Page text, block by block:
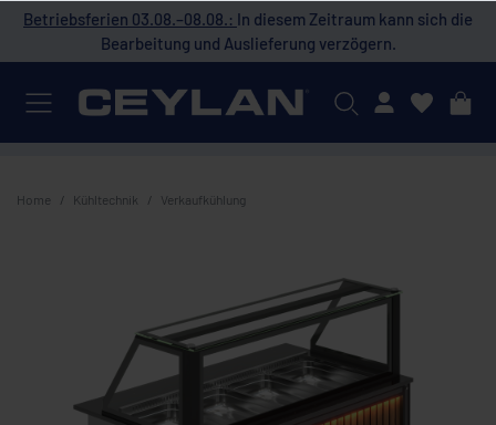
Betriebsferien 03.08.–08.08.: In diesem Zeitraum kann sich die
Bearbeitung und Auslieferung verzögern.
Mein Konto
Home Kühltechnik Verkaufkühlung